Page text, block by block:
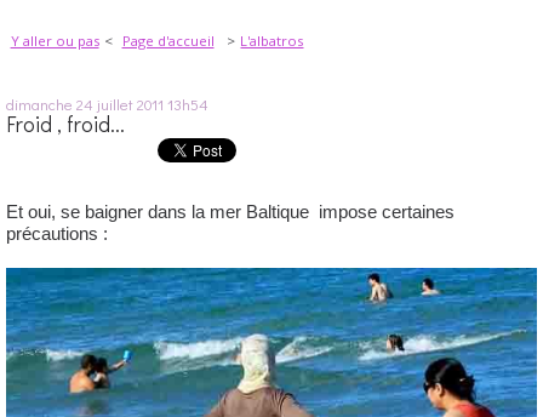
Y aller ou pas Page d'accueil L'albatros
dimanche 24 juillet 2011 13h54
Froid , froid...
Et oui, se baigner dans la mer Baltique impose certaines
précautions :